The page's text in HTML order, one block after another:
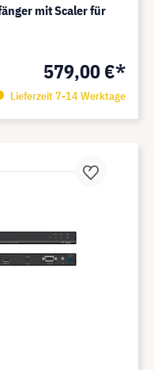
mit Scaler für
579,00 €*
Lieferzeit 7-14 Werktage